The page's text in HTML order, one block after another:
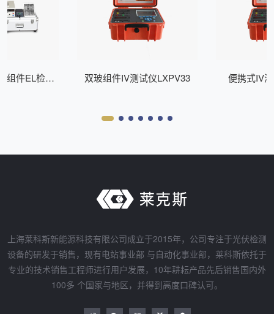
组件EL检测
双玻组件IV测试仪LXPV33 便携式IV
上海莱科斯新能源科技有限公司成立于2015年，公司专注于光伏检测
设备的研发于销售，现有电站事业部 与自动化事业部，莱科斯依托于
专业的技术销售工程师进行用户发展，10年耕耘产品先后销售国内外
100多 个国家与地区，并得到高度口碑认可。